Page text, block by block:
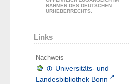
RAHMEN DES DEUTSCHEN
URHEBERRECHTS.
Links
Nachweis
Universitäts- und
Landesbibliothek Bonn